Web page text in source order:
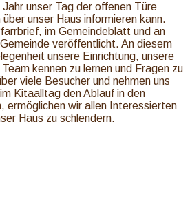
Jahr unser Tag der offenen Türe
unser Haus informieren kann.
im Gemeindeblatt und an
veröffentlicht. An diesem
unsere Einrichtung, unsere
kennen zu lernen und Fragen zu
viele Besucher und nehmen uns
Kitaalltag den Ablauf in den
ermöglichen wir allen Interessierten
Haus zu schlendern.